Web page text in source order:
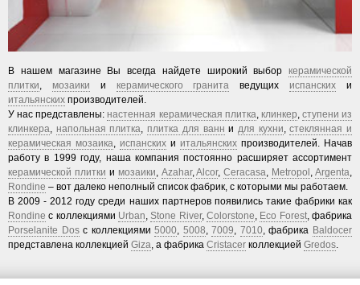
В нашем магазине Вы всегда найдете широкий выбор керамической
плитки, мозаики и керамического гранита ведущих испанских и
итальянских производителей.
У нас представлены: настенная керамическая плитка, клинкер, ступени из
клинкера, напольная плитка, плитка для ванн и для кухни,стеклянная и
керамическая мозаика, испанских и итальянских производителей. Начав
работу в 1999 году, наша компания постоянно расширяет ассортимент
керамической плитки и мозаики, Azahar,Alcor,Ceracasa, Metropol , Argenta,
Rondine – вот далеко неполный список фабрик, с которыми мы работаем.
В 2009 - 2012 году среди наших партнеров появились такие фабрики как
Rondine с коллекциями Urban,Stone River,Colorstone, Eco Forest, фабрика
Porselanite Dosс коллекциями5000, 5008,7009, 7010, фабрика Baldocer
представлена коллекцией Giza, а фабрика Cristacer коллекцией Gredos.